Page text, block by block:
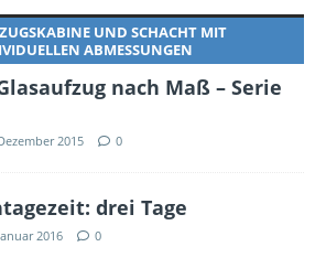
UND SCHACHT MIT
ABMESSUNGEN
nach Maß – Serie
2015 0
drei Tage
2016 0